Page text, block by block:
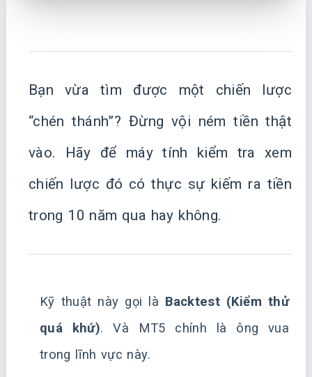
Bạn vừa tìm được một chiến lược
“chén thánh”? Đừng vội ném tiền thật
vào. Hãy để máy tính kiểm tra xem
chiến lược đó có thực sự kiếm ra tiền
trong 10 năm qua hay không.
Kỹ thuật này gọi là Backtest (Kiểm thử
quá khứ). Và MT5 chính là ông vua
trong lĩnh vực này.